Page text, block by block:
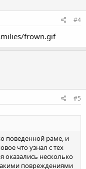
#4
frown.gif
#5
поведенной раме, и
что узнал с тех
оказались несколько
повреждениями